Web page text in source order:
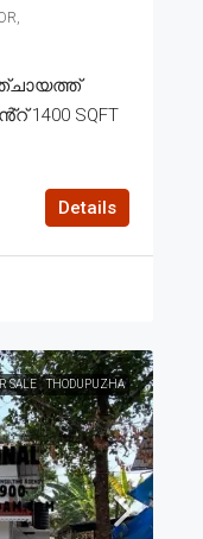
1400 SQFT
Details
SALE THODUPUZHA